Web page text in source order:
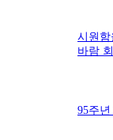
시원
바람
95주